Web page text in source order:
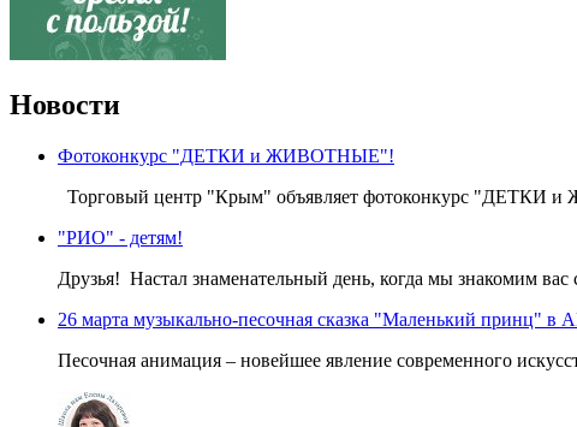
Новости
Фотоконкурс "ДЕТКИ и ЖИВОТНЫЕ"!
Торговый центр "Крым" объявляет фотоконкурс
"РИО" - детям!
Друзья! Настал знаменательный день, когда мы знакомим
26 марта музыкально-песочная сказка "Маленький
Песочная анимация – новейшее явление современного